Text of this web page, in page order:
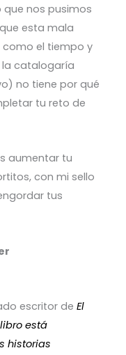
nos pusimos
esta mala
el tiempo y
catalogaría
no tiene por qué
tu reto de
aumentar tu
con mi sello
tus
escritor de El
está
historias